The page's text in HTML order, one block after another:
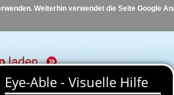
Weiterhin verwendet die Seite Google